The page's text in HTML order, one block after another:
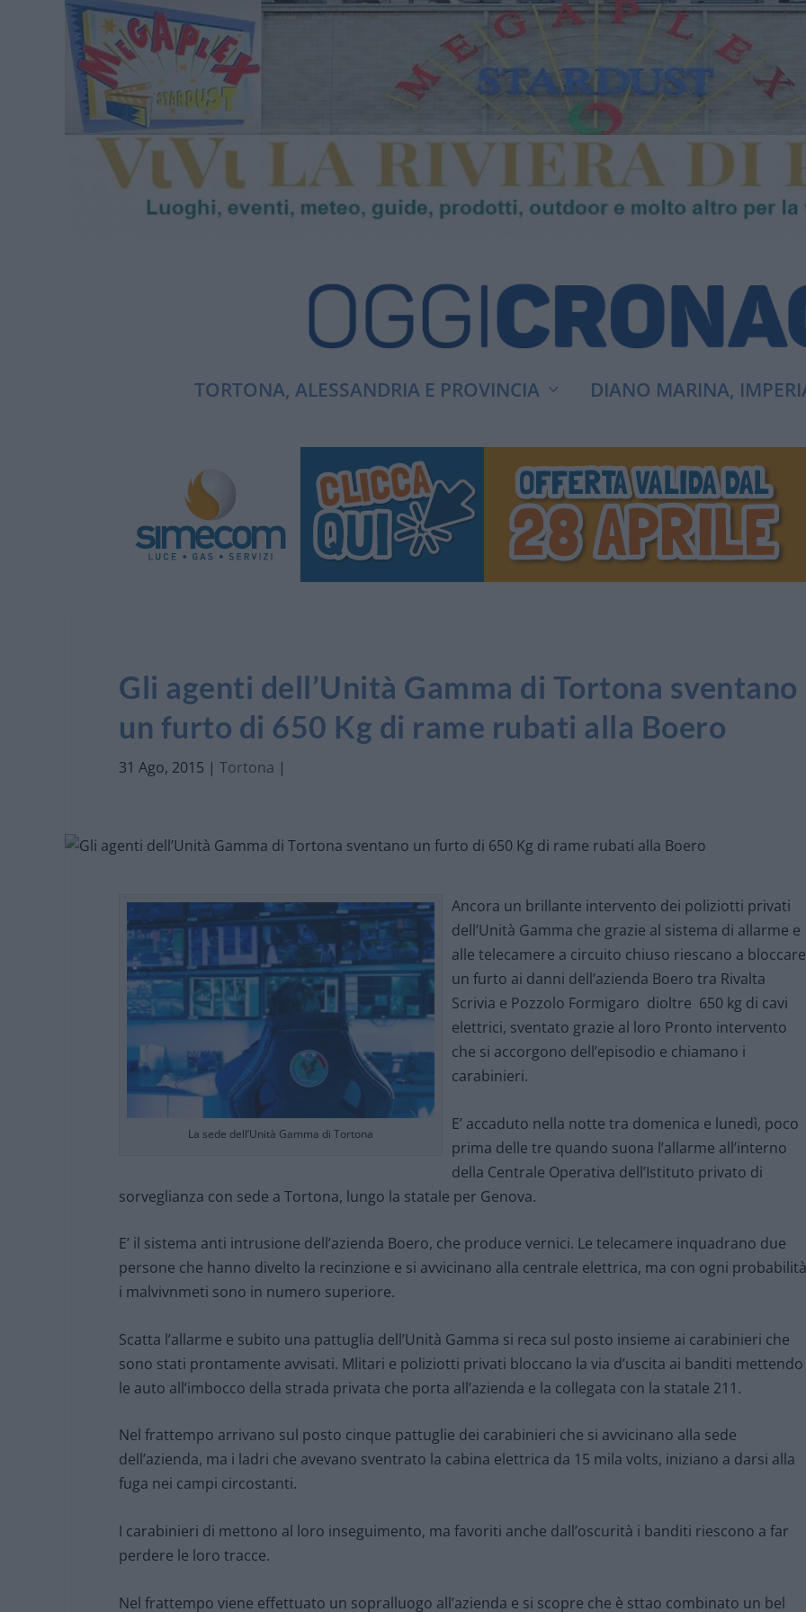
TORTONA, ALESSANDRIA E PROVINCIA DIANO MARINA,
Gli agenti dell’Unità Gamma di Tortona sventano
un furto di 650 Kg di rame rubati alla Boero
31 Ago, 2015 | Tortona |
La sede dell’Unità Gamma di Tortona
Ancora un brillante intervento dei poliziotti privati
dell’Unità Gamma che grazie al sistema di allarme e
alle telecamere a circuito chiuso riescano a bloccare
un furto ai danni dell’azienda Boero tra Rivalta
Scrivia e Pozzolo Formigaro dioltre 650 kg di cavi
elettrici, sventato grazie al loro Pronto intervento
che si accorgono dell’episodio e chiamano i
carabinieri.
E’ accaduto nella notte tra domenica e lunedì, poco
prima delle tre quando suona l’allarme all’interno
della Centrale Operativa dell’Istituto privato di
sorveglianza con sede a Tortona, lungo la statale per Genova.
E’ il sistema anti intrusione dell’azienda Boero, che produce vernici. Le telecamere inquadrano due
persone che hanno divelto la recinzione e si avvicinano alla centrale elettrica, ma con ogni probabilità
i malvivnmeti sono in numero superiore.
Scatta l’allarme e subito una pattuglia dell’Unità Gamma si reca sul posto insieme ai carabinieri che
sono stati prontamente avvisati. Mlitari e poliziotti privati bloccano la via d’uscita ai banditi mettendo
le auto all’imbocco della strada privata che porta all’azienda e la collegata con la statale 211.
Nel frattempo arrivano sul posto cinque pattuglie dei carabinieri che si avvicinano alla sede
dell’azienda, ma i ladri che avevano sventrato la cabina elettrica da 15 mila volts, iniziano a darsi alla
fuga nei campi circostanti.
I carabinieri di mettono al loro inseguimento, ma favoriti anche dall’oscurità i banditi riescono a far
perdere le loro tracce.
Nel frattempo viene effettuato un sopralluogo all’azienda e si scopre che è sttao combinato un bel